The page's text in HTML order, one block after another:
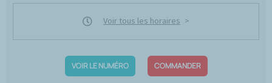
Voir tous les horaires
VOIR LE NUMÉRO COMMANDER